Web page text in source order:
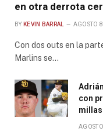
en otra derrota
BY KEVIN BARRAL AGOSTO
Con dos outs en la
Marlins se…
con